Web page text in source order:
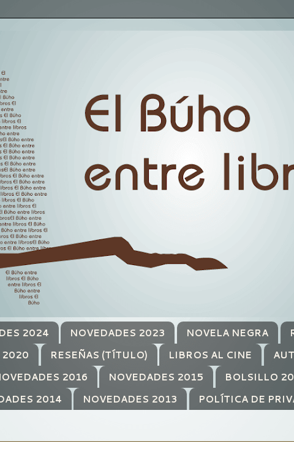
2024 NOVEDADES 2023 NOVELA NEGRA
2020 RESEÑAS (TÍTULO) LIBROS AL CINE
2016 NOVEDADES 2015 BOLSILLO
2014 NOVEDADES 2013 POLÍTICA DE